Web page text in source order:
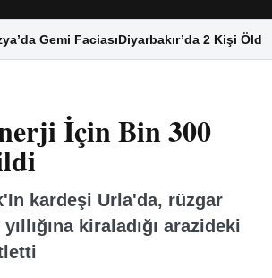
Gemi FaciasıDiyarbakır’da 2 Kişi Öldü
İçin Bin 300
kardeşi Urla'da, rüzgar
kiraladığı arazideki